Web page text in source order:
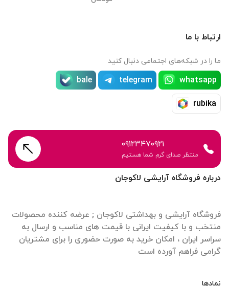
درباره فروشگاه آرایشی لاکوجان
فروشگاه آرایشی و بهداشتی لاکوجان ; عرضه کننده محصولات
منتخب و با کیفیت ایرانی با قیمت های مناسب و ارسال به
سراسر ایران ، امکان خرید به صورت حضوری را برای مشتریان
گرامی فراهم آورده است
نمادها
ارتباط با ما
ما را در شبکه‌های اجتماعی دنبال کنید
whatsapp
telegram
bale
rubika
۰۹۱۲۳۴۷۰۹۲۱
منتظر صدای گرم شما هستیم